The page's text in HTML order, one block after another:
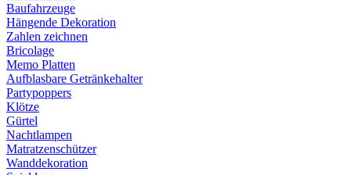
Baufahrzeuge
Hängende Dekoration
Zahlen zeichnen
Bricolage
Memo Platten
Aufblasbare Getränkehalter
Partypoppers
Klötze
Gürtel
Nachtlampen
Matratzenschützer
Wanddekoration